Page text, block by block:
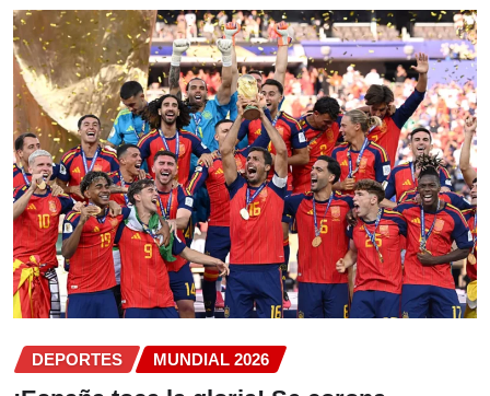
DEPORTES MUNDIAL 2026